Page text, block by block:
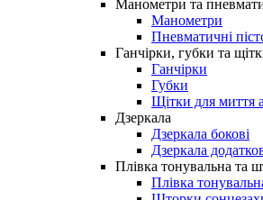
Манометри та
Манометри
Пневматичні
Ганчірки, губки та
Ганчірки
Губки
Щітки для миття
Дзеркала
Дзеркала бокові
Дзеркала
Плівка тонувальна та
Плівка